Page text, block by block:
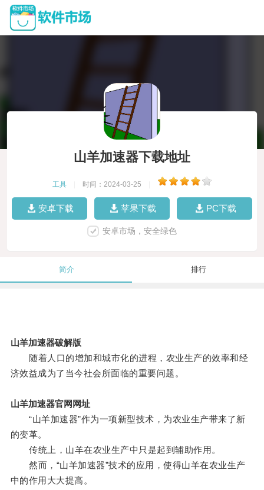
山羊加速器下载地址
工具 时间：2024-03-25
安卓下载 苹果下载 PC下载
安卓市场，安全绿色
简介 排行
山羊加速器破解版
随着人口的增加和城市化的进程，农业生产的效率和经
济效益成为了当今社会所面临的重要问题。
山羊加速器官网网址
“山羊加速器”作为一项新型技术，为农业生产带来了新
的变革。
传统上，山羊在农业生产中只是起到辅助作用。
然而，“山羊加速器”技术的应用，使得山羊在农业生产
中的作用大大提高。